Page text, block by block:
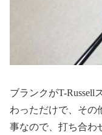
ブランクがT-Russell
わっただけで、その
事なので、打ち合わ